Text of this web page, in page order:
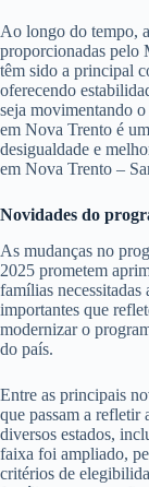
Ao longo do tempo,
proporcionadas pelo
têm sido a principal
oferecendo
seja movimentando
em Nova Trento é
desigualdade e
em Nova Trento –
Novidades do
As mudanças no
2025 prometem
famílias necessitadas
importantes que
modernizar o
do país.
Entre as principais
que passam a refletir
diversos estados,
faixa foi ampliado,
critérios de